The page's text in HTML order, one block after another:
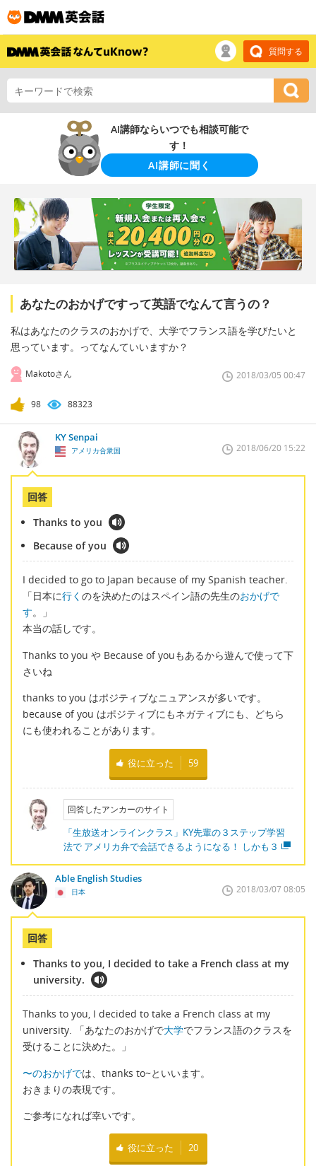
質問する
AI講師ならいつでも相談可能で
す！
AI講師に聞く
あなたのおかげですって英語でなんて言うの？
私はあなたのクラスのおかげで、大学でフランス語を学びたいと
思っています。ってなんていいますか？
Makotoさん 2018/03/05 00:47
98 88323
KY Senpai
アメリカ合衆国 2018/06/20 15:22
回答
Thanks to you
Because of you
I decided to go to Japan because of my Spanish teacher.
「日本に行く のを決めたのはスペイン語の先生のおかげで
す。」
本当の話しです。
Thanks to you や Because of youもあるから遊んで使って下
さいね
thanks to you はポジティブなニュアンスが多いです。
because of you はポジティブにもネガティブにも、どちら
にも使われることがあります。
役に立った 59
回答したアンカーのサイト
「生放送オンラインクラス」KY先輩の３ステップ学習
法で アメリカ弁で会話できるようになる！ しかも３
Able English Studies
日本 2018/03/07 08:05
回答
Thanks to you, I decided to take a French class at my
university.
Thanks to you, I decided to take a French class at my
university. 「あなたのおかげで大学でフランス語のクラスを
受けることに決めた。」
〜のおかげでは、thanks to~といいます。
おきまりの表現です。
ご参考になれば幸いです。
役に立った 20